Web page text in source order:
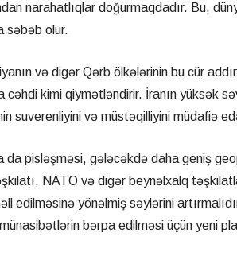
narahatlıqlar doğurmaqdadır. Bu,
səbəb olur.
və digər Qərb ölkələrinin bu cür
cəhdi kimi qiymətləndirir. İranın yüksək
suverenliyini və müstəqilliyini müdafiə
da pisləşməsi, gələcəkdə daha geniş
NATO və digər beynəlxalq
edilməsinə yönəlmiş səylərini
bərpa edilməsi üçün yeni